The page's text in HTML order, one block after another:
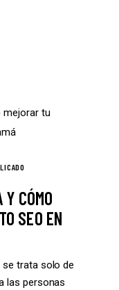
Y CÓMO
SEO EN
se trata solo de
las personas